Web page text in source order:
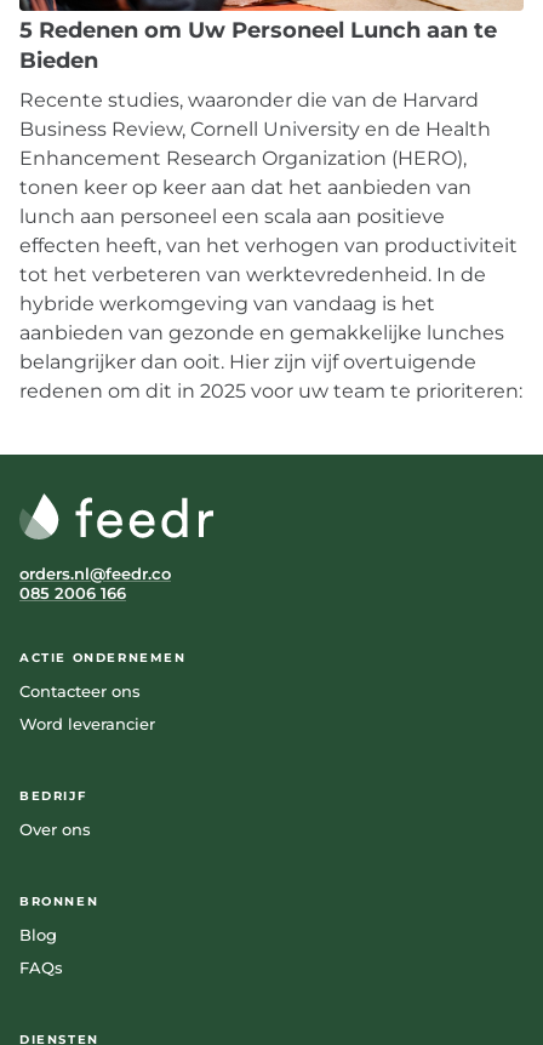
5 Redenen om Uw Personeel Lunch aan te
Bieden
Recente studies, waaronder die van de Harvard
Business Review, Cornell University en de Health
Enhancement Research Organization (HERO),
tonen keer op keer aan dat het aanbieden van
lunch aan personeel een scala aan positieve
effecten heeft, van het verhogen van productiviteit
tot het verbeteren van werktevredenheid. In de
hybride werkomgeving van vandaag is het
aanbieden van gezonde en gemakkelijke lunches
belangrijker dan ooit. Hier zijn vijf overtuigende
redenen om dit in 2025 voor uw team te prioriteren:
orders.nl@feedr.co
085 2006 166
ACTIE ONDERNEMEN
Contacteer ons
Word leverancier
BEDRIJF
Over ons
BRONNEN
Blog
FAQs
DIENSTEN